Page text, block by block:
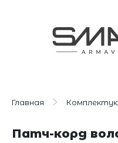
Главная
Патч-корд